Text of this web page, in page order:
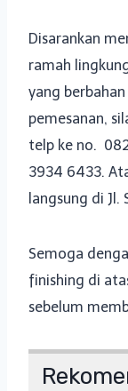
Disarankan
ramah
yang
pemesanan,
telp ke no.
3934 6433.
langsung di
Semoga
finishing di
sebelum